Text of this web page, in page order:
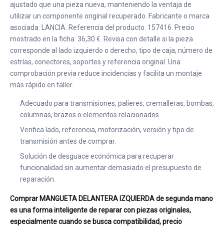
ajustado que una pieza nueva, manteniendo la ventaja de
utilizar un componente original recuperado. Fabricante o marca
asociada: LANCIA. Referencia del producto: 157416. Precio
mostrado en la ficha: 36,30 €. Revisa con detalle si la pieza
corresponde al lado izquierdo o derecho, tipo de caja, número de
estrías, conectores, soportes y referencia original. Una
comprobación previa reduce incidencias y facilita un montaje
más rápido en taller.
Adecuado para transmisiones, palieres, cremalleras, bombas,
columnas, brazos o elementos relacionados.
Verifica lado, referencia, motorización, versión y tipo de
transmisión antes de comprar.
Solución de desguace económica para recuperar
funcionalidad sin aumentar demasiado el presupuesto de
reparación.
Comprar MANGUETA DELANTERA IZQUIERDA de segunda mano
es una forma inteligente de reparar con piezas originales,
especialmente cuando se busca compatibilidad, precio